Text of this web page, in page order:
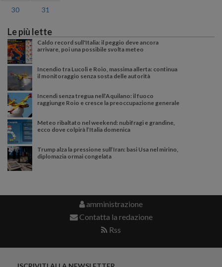
30 31
Le più lette
Caldo record sull'Italia: il peggio deve ancora
arrivare, poi una possibile svolta meteo
Incendio tra Lucoli e Roio, massima allerta: continua
il monitoraggio senza sosta delle autorità
Incendi senza tregua nell’Aquilano: il fuoco
raggiunge Roio e cresce la preoccupazione generale
Meteo ribaltato nel weekend: nubifragi e grandine,
ecco dove colpirà l’Italia domenica
Trump alza la pressione sull’Iran: basi Usa nel mirino,
diplomazia ormai congelata
amministrazione
Contatta la redazione
Rss